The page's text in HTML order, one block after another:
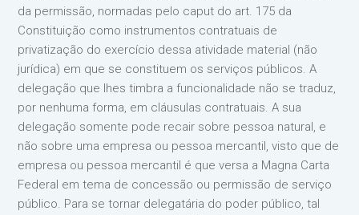
da permissão, normadas pelo caput do art. 175 da
Constituição como instrumentos contratuais de
privatização do exercício dessa atividade material (não
jurídica) em que se constituem os serviços públicos. A
delegação que lhes timbra a funcionalidade não se traduz,
por nenhuma forma, em cláusulas contratuais. A sua
delegação somente pode recair sobre pessoa natural, e
não sobre uma empresa ou pessoa mercantil, visto que de
empresa ou pessoa mercantil é que versa a Magna Carta
Federal em tema de concessão ou permissão de serviço
público. Para se tornar delegatária do poder público, tal